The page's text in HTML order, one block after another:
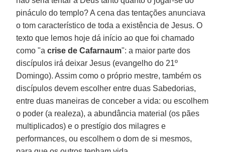
pináculo do templo? A cena das tentações anunciava
o tom característico de toda a existência de Jesus. O
texto que lemos hoje dá início ao que foi chamado
como "acrise de Cafarnaum": a maior parte dos
discípulos irá deixar Jesus (evangelho do 21º
Domingo). Assim como o próprio mestre, também os
discípulos devem escolher entre duas Sabedorias,
entre duas maneiras de conceber a vida: ou escolhem
o poder (a realeza), a abundância material (os pães
multiplicados) e o prestígio dos milagres e
performances, ou escolhem o dom de si mesmos,